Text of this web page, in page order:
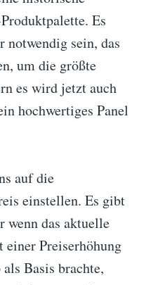
Es
sein, das
um die größte
es wird jetzt auch
hochwertiges Panel
auf die
einstellen. Es gibt
wenn das aktuelle
Preiserhöhung
Basis brachte,